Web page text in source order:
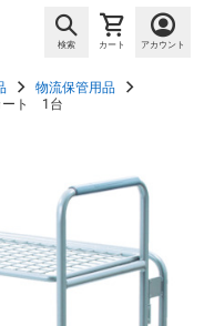
検索 カート アカウント
物流保管用品
ート 1台